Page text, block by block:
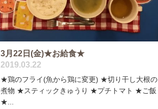
3月22日(金)★お給食★
2019.03.22
★鶏のフライ(魚から鶏に変更) ★切り干し大根の
煮物 ★スティックきゅうり ★プチトマト ★ご飯
★...